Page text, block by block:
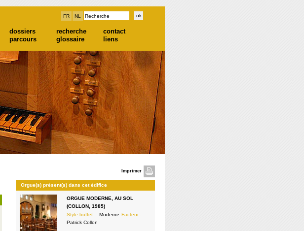
FR NL
dossiers recherche
contact
parcours glossaire liens
Imprimer
Orgue(s) présent(s) dans cet édifice
ORGUE MODERNE, AU SOL
(COLLON, 1985)
Style buffet :
Moderne Facteur :
Patrick Collon